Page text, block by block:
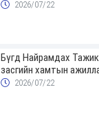
хуваарийг гаргаж,
2026/07/22
Бүгд Найрамдах
засгийн хамтын
2026/07/22